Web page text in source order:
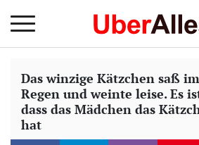
Das winzige Kätzchen saß
Regen und weinte leise. Es
dass das Mädchen das
hat